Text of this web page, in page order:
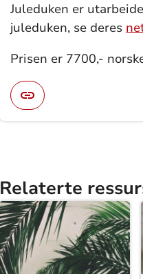
Juleduken er
juleduken, se deres
Prisen er 7700,-
Relaterte